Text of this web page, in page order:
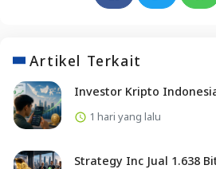
Artikel Terkait
Investor Kripto
1 hari yang lalu
Strategy Inc Jual 1.638